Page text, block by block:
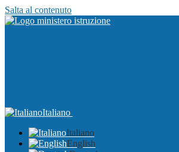
Salta al contenuto
Italiano
Italiano
English